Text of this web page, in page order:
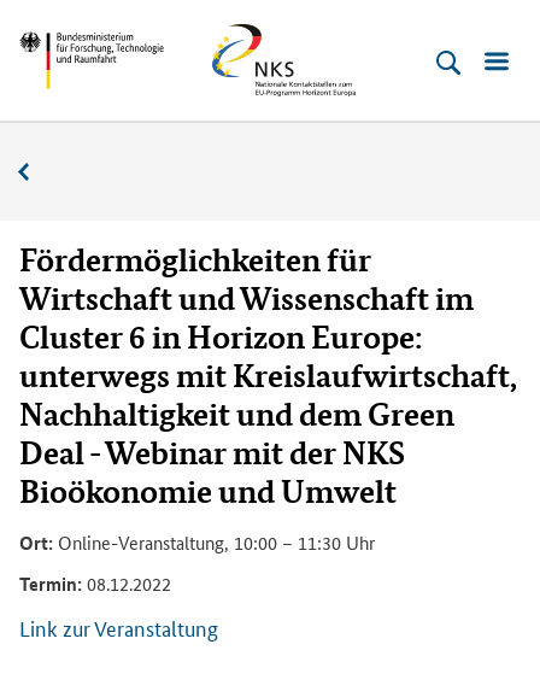
zum
Inhalt
(Eingabetaste)
zum
Hauptmenu
(Eingabetaste)
zur
Suche
(Eingabetaste)
zur
Fußleiste
(Enter)
Bundesministerium
Technologie
Raumfahrt
Horizont
Europa
Fördermöglichkeiten für
Wirtschaft und Wissenschaft im
Cluster 6 in Horizon Europe:
unterwegs mit Kreislaufwirtschaft,
Nachhaltigkeit und dem Green
Deal - Webinar mit der NKS
Bioökonomie und Umwelt
Ort: Online-Veranstaltung, 10:00 – 11:30 Uhr
Termin:08.12.2022
Link zur Veranstaltung